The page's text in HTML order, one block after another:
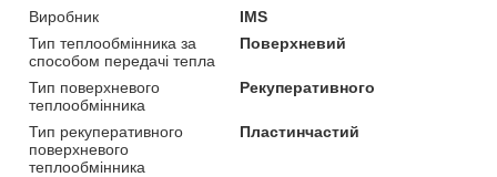
Виробник
IMS
Тип теплообмінника за
способом передачі тепла
Поверхневий
Тип поверхневого
теплообмінника
Рекуперативного
Тип рекуперативного
поверхневого
теплообмінника
Пластинчастий